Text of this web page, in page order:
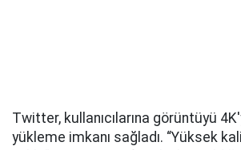
Twitter, kullanıcılarına görüntüyü
yükleme imkanı sağladı. “Yüksek